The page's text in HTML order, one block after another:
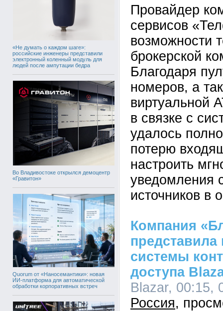
«Не думать о каждом шаге»:
российские инженеры представили
электронный коленный модуль для
людей после ампутации бедра
Во Владивостоке открылся демоцентр
«Гравитон»
Quorum от «Наносемантики»: новая
ИИ-платформа для автоматической
обработки корпоративных встреч
Провайдер
сервисов
возможности
брокерской
Благодаря
номеров, а
виртуальной
в связке с
удалось
потерю
настроить
уведомления
источников в
Компания
системы
доступа
Blazar, 00:15,
Россия